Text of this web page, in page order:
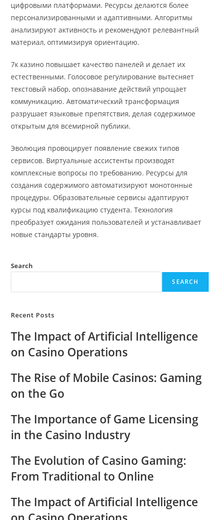
цифровыми платформами. Ресурсы делаются более
персонализированными и адаптивными. Алгоритмы
анализируют активность и рекомендуют релевантный
материал, оптимизируя ориентацию.
7к казино повышает качество панелей и делает их
естественными. Голосовое регулирование вытесняет
текстовый набор, опознавание действий упрощает
коммуникацию. Автоматический трансформация
разрушает языковые препятствия, делая содержимое
открытым для всемирной публики.
Эволюция провоцирует появление свежих типов
сервисов. Виртуальные ассистенты производят
комплексные вопросы по требованию. Ресурсы для
создания содержимого автоматизируют монотонные
процедуры. Образовательные сервисы адаптируют
курсы под квалификацию студента. Технология
преобразует ожидания пользователей и устанавливает
новые стандарты уровня.
Search
SEARCH
Recent Posts
The Impact of Artificial Intelligence
on Casino Operations
The Rise of Mobile Casinos: Gaming
on the Go
The Importance of Game Licensing
in the Casino Industry
The Evolution of Casino Gaming:
From Traditional to Online
The Impact of Artificial Intelligence